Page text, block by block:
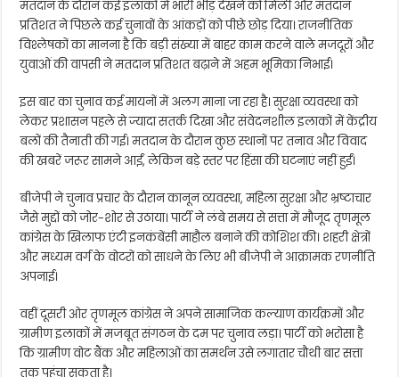
मतदान के दौरान कई इलाकों में भारी भीड़ देखने को मिली और मतदान
प्रतिशत ने पिछले कई चुनावों के आंकड़ों को पीछे छोड़ दिया। राजनीतिक
विश्लेषकों का मानना है कि बड़ी संख्या में बाहर काम करने वाले मजदूरों और
युवाओं की वापसी ने मतदान प्रतिशत बढ़ाने में अहम भूमिका निभाई।
इस बार का चुनाव कई मायनों में अलग माना जा रहा है। सुरक्षा व्यवस्था को
लेकर प्रशासन पहले से ज्यादा सतर्क दिखा और संवेदनशील इलाकों में केंद्रीय
बलों की तैनाती की गई। मतदान के दौरान कुछ स्थानों पर तनाव और विवाद
की खबरें जरूर सामने आईं, लेकिन बड़े स्तर पर हिंसा की घटनाएं नहीं हुईं।
बीजेपी ने चुनाव प्रचार के दौरान कानून व्यवस्था, महिला सुरक्षा और भ्रष्टाचार
जैसे मुद्दों को जोर-शोर से उठाया। पार्टी ने लंबे समय से सत्ता में मौजूद तृणमूल
कांग्रेस के खिलाफ एंटी इनकंबेंसी माहौल बनाने की कोशिश की। शहरी क्षेत्रों
और मध्यम वर्ग के वोटरों को साधने के लिए भी बीजेपी ने आक्रामक रणनीति
अपनाई।
वहीं दूसरी ओर तृणमूल कांग्रेस ने अपने सामाजिक कल्याण कार्यक्रमों और
ग्रामीण इलाकों में मजबूत संगठन के दम पर चुनाव लड़ा। पार्टी को भरोसा है
कि ग्रामीण वोट बैंक और महिलाओं का समर्थन उसे लगातार चौथी बार सत्ता
तक पहुंचा सकता है।